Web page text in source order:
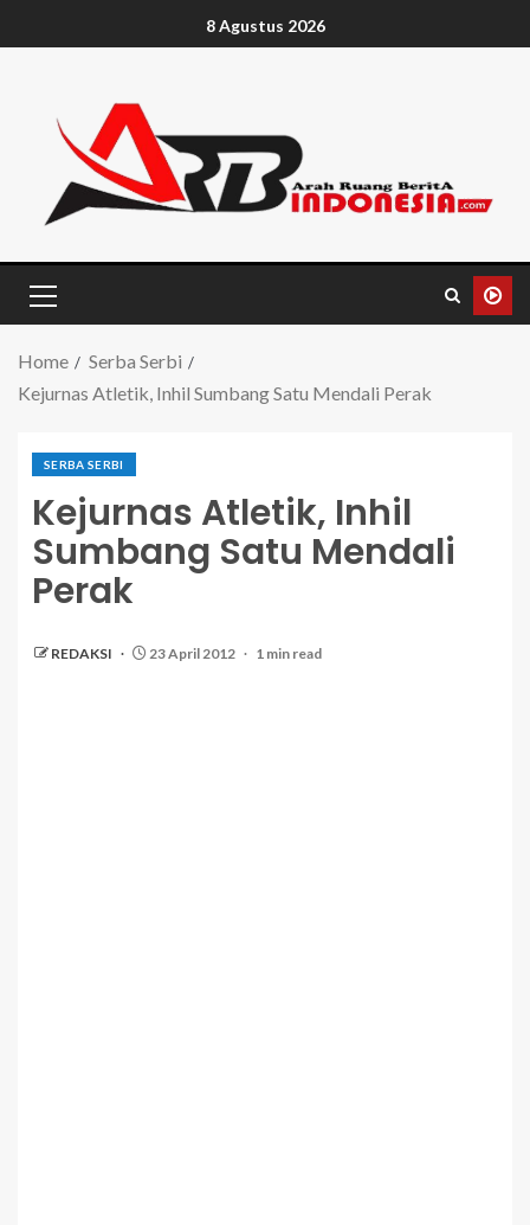
8 Agustus 2026
Home
Serba Serbi
Kejurnas Atletik, Inhil Sumbang Satu Mendali Perak
SERBA SERBI
Kejurnas Atletik, Inhil
Sumbang Satu Mendali
Perak
REDAKSI 23 April 2012 1 min read